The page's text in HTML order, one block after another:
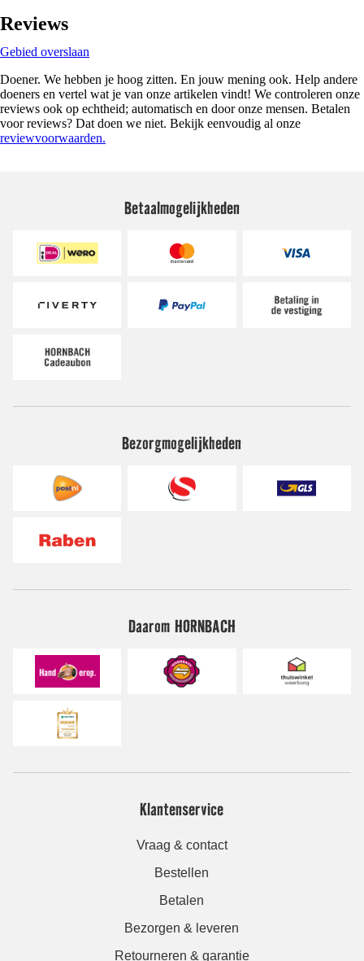
Reviews
Gebied overslaan
Doener. We hebben je hoog zitten. En jouw mening ook. Help andere
doeners en vertel wat je van onze artikelen vindt! We controleren onze
reviews ook op echtheid; automatisch en door onze mensen. Betalen
voor reviews? Dat doen we niet. Bekijk eenvoudig al onze
reviewvoorwaarden.
Betaalmogelijkheden
Bezorgmogelijkheden
Daarom HORNBACH
Klantenservice
Vraag & contact
Bestellen
Betalen
Bezorgen & leveren
Retourneren & garantie